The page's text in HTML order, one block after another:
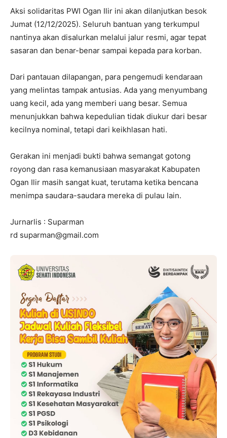
Aksi solidaritas PWI Ogan Ilir ini akan dilanjutkan besok
Jumat (12/12/2025). Seluruh bantuan yang terkumpul
nantinya akan disalurkan melalui jalur resmi, agar tepat
sasaran dan benar-benar sampai kepada para korban.
Dari pantauan dilapangan, para pengemudi kendaraan
yang melintas tampak antusias. Ada yang menyumbang
uang kecil, ada yang memberi uang besar. Semua
menunjukkan bahwa kepedulian tidak diukur dari besar
kecilnya nominal, tetapi dari keikhlasan hati.
Gerakan ini menjadi bukti bahwa semangat gotong
royong dan rasa kemanusiaan masyarakat Kabupaten
Ogan Ilir masih sangat kuat, terutama ketika bencana
menimpa saudara-saudara mereka di pulau lain.
Jurnarlis : Suparman
rd suparman@gmail.com